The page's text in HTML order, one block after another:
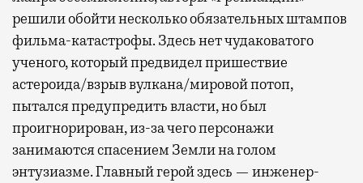
решили обойти несколько обязательных штампов
фильма-катастрофы. Здесь нет чудаковатого
ученого, который предвидел пришествие
астероида/взрыв вулкана/мировой потоп,
пытался предупредить власти, но был
проигнорирован, из-за чего персонажи
занимаются спасением Земли на голом
энтузиазме. Главный герой здесь — инженер-